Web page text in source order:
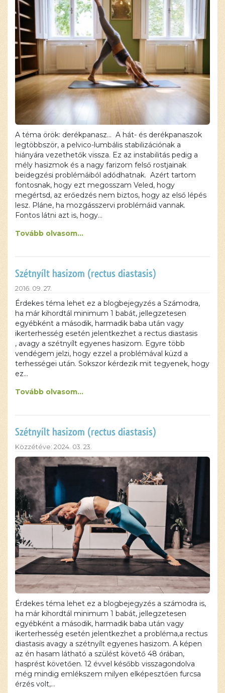
A téma örök: derékpanasz... A hát- és derékpanaszok
legtöbbször, a pelvico-lumbális stabilizációnak a
hiányára vezethetők vissza. Ez az instabilitás pedig a
mély hasizmok és a nagy farizom felső rostjainak
beidegzési problémáiból adódhatnak. Azért tartom
fontosnak, hogy ezt megosszam Veled, hogy
megértsd, az erőedzés nem biztos, hogy az első lépés
lesz. Pláne, ha mozgásszervi problémáid vannak.
Fontos látni azt is, hogy…
Tovább olvasom...
Szétnyílt hasizom (rectus diastasis)
2016. 09. 27.
Érdekes téma lehet ez a blogbejegyzés a Számodra,
ha már kihordtál minimum 1 babát, jellegzetesen
egyébként a második, harmadik baba után vagy
ikerterhesség esetén jelentkezhet a rectus diastasis
, avagy a szétnyílt egyenes hasizom. Egyre több
vendégem jelzi, hogy ezzel a problémával küzd a
terhességei után. Sokszor kérdezik mit tegyenek, hogy
ez…
Tovább olvasom...
Szétnyílt hasizom (rectus diastasis)
Közzétéve: 2024. 03. 23.
Érdekes téma lehet ez a blogbejegyzés a számodra is,
ha már kihordtál minimum 1 babát, jellegzetesen
egyébként a második, harmadik baba után vagy
ikerterhesség esetén jelentkezhet a probléma,a rectus
diastasis avagy a szétnyílt egyenes hasizom. A képen
az én hasam látható a szülést követő 48 órában,
hasprést követően. 12 évvel később visszagondolva
még mindig emlékszem milyen elképesztően furcsa
érzés volt,…